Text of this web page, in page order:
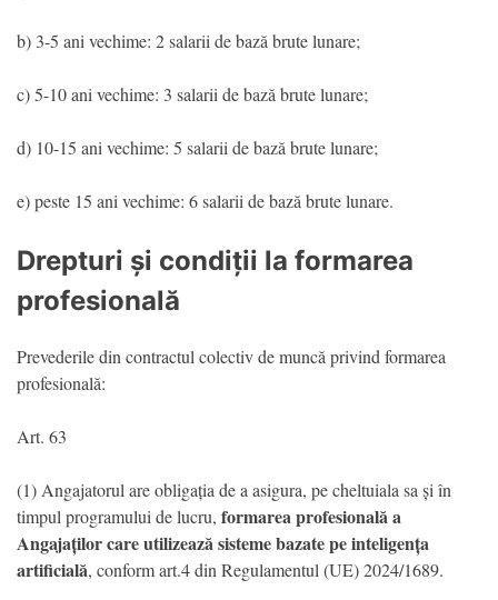
b) 3-5 ani vechime: 2 salarii de bază brute lunare;
c) 5-10 ani vechime: 3 salarii de bază brute lunare;
d) 10-15 ani vechime: 5 salarii de bază brute lunare;
e) peste 15 ani vechime: 6 salarii de bază brute lunare.
Drepturi și condiții la formarea
profesională
Prevederile din contractul colectiv de muncă privind formarea
profesională:
Art. 63
(1) Angajatorul are obligația de a asigura, pe cheltuiala sa și în
timpul programului de lucru, formarea profesională a
Angajaților care utilizează sisteme bazate pe inteligența
artificială, conform art.4 din Regulamentul (UE) 2024/1689.